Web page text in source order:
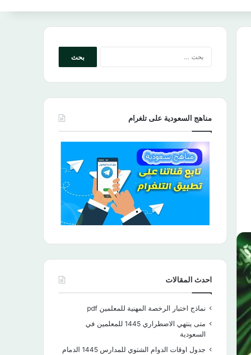
مناهج السعودية على تلغرام
احدث المقالات
نماذج اختبار الرخصة المهنية للمعلمين pdf
متى ينتهي الاضطراري 1445 للمعلمين في
السعودية
جدول اوقات الدوام الشتوي للمدارس 1445 الدمام